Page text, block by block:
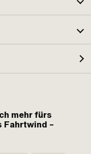
mehr fürs
Fahrtwind –